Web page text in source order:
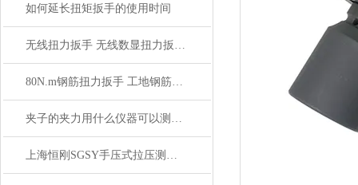
如何延长扭矩扳手的使用时间
无线扭力扳手 无线数显扭力扳手 可连接电脑无线数显扭力扳手简介
80N.m钢筋扭力扳手 工地钢筋套筒扭力扳手
夹子的夹力用什么仪器可以测量,夹子压力测量仪器品牌
上海恒刚SGSY手压式拉压测试架使用前全流程准备与注意事项